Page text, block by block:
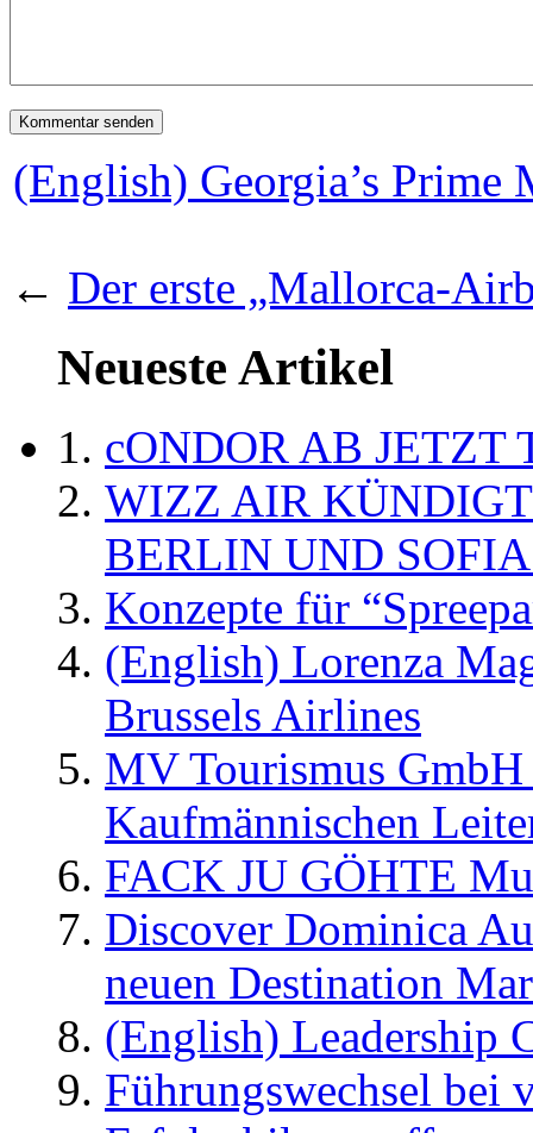
(English) Georgia’s
← Der erste „Mallorca-
Neueste Artikel
cONDOR AB
WIZZ AIR
BERLIN UND
Konzepte für
(English) Lorenza
Brussels Airlines
MV Tourismus
Kaufmännischen
FACK JU GÖHTE
Discover Dominica
neuen Destination
(English) Leadership
Führungswechsel bei